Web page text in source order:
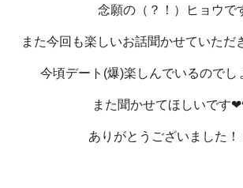
念願の（？！）ヒョウで
また今回も楽しいお話聞かせていただ
今頃デート(爆)楽しんでいるのでし
また聞かせてほしいです
ありがとうございました！